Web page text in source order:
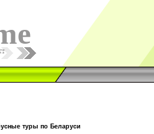
туры по Беларуси